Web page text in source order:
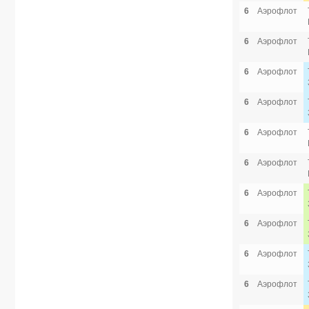
6 Аэрофлот
6
Аэрофлот
6
Аэрофлот
6
Аэрофлот
6
Аэрофлот
6
Аэрофлот
6
Аэрофлот
6
Аэрофлот
6
Аэрофлот
6
Аэрофлот